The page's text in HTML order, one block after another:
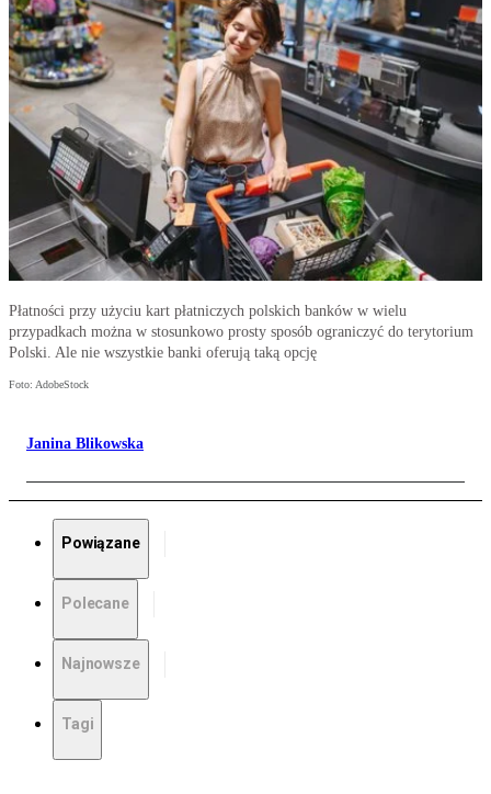
Płatności przy użyciu kart płatniczych polskich banków w wielu
przypadkach można w stosunkowo prosty sposób ograniczyć do terytorium
Polski. Ale nie wszystkie banki oferują taką opcję
Foto: AdobeStock
Janina Blikowska
Powiązane
Polecane
Najnowsze
Tagi